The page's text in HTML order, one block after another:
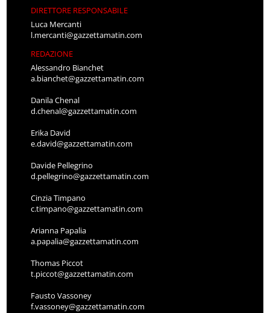
DIRETTORE RESPONSABILE
Luca Mercanti
l.mercanti@gazzettamatin.com
REDAZIONE
Alessandro Bianchet
a.bianchet@gazzettamatin.com
Danila Chenal
d.chenal@gazzettamatin.com
Erika David
e.david@gazzettamatin.com
Davide Pellegrino
d.pellegrino@gazzettamatin.com
Cinzia Timpano
c.timpano@gazzettamatin.com
Arianna Papalia
a.papalia@gazzettamatin.com
Thomas Piccot
t.piccot@gazzettamatin.com
Fausto Vassoney
f.vassoney@gazzettamatin.com